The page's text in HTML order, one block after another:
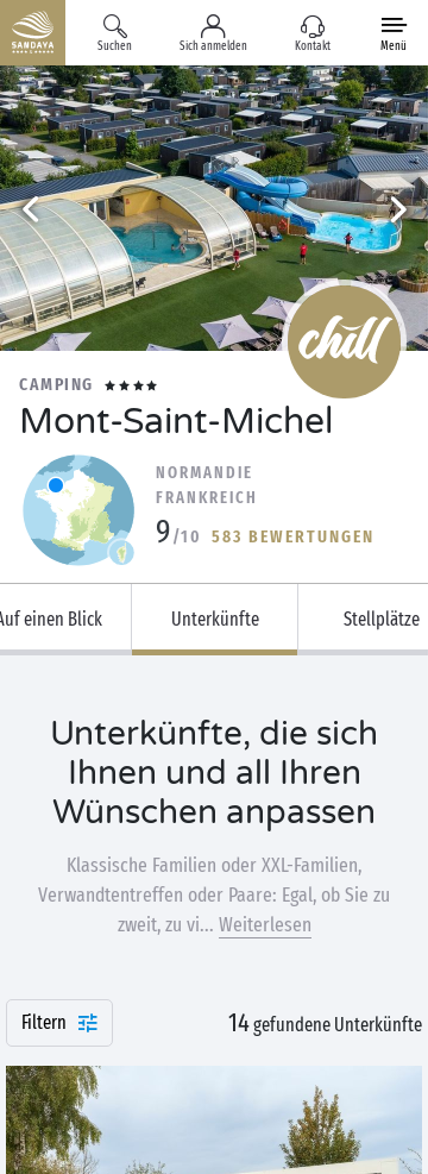
Suchen Sich anmelden Kontakt Menü
CAMPING
Mont-Saint-Michel
NORMANDIE
FRANKREICH
9/10 583 BEWERTUNGEN
einen Blick Unterkünfte Stellplätze
Unterkünfte, die sich
Ihnen und all Ihren
Wünschen anpassen
Klassische Familien oder XXL-Familien,
Verwandtentreffen oder Paare: Egal, ob Sie zu
zweit, zu vi... Weiterlesen
Filtern 14gefundene Unterkünfte